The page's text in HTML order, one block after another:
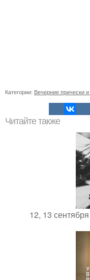
Категории: Вечерние прически
Читайте также
12, 13